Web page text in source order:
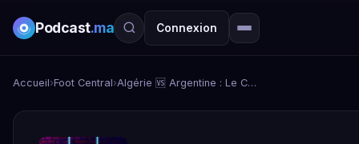
Podcast.ma Connexion
Accueil›Foot Central› Algérie 🆚 Argentine : Le Champion Du Monde Face Aux Fennecs